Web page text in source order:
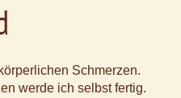
Schmerzen.
werde ich selbst fertig.